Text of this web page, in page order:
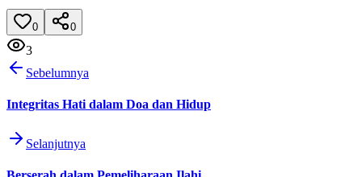
0 0
3
Sebelumnya
Integritas Hati dalam Doa dan Hidup
Selanjutnya